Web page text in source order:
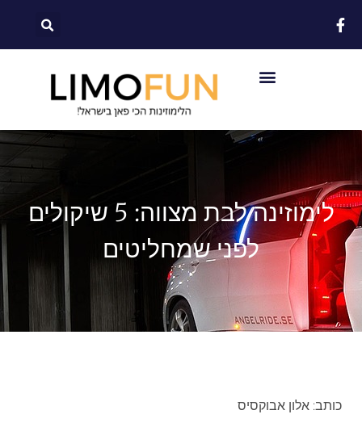
לימוזינה לבת מצווה: 5 שיקולים
לפני שמחליטים
כותב: אלון אבוקסיס